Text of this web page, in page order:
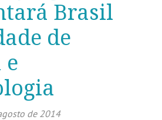
Brasil
de
e
de 2014